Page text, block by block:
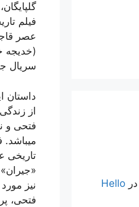
فیلم
عصر
(خدیجه
سریال
داستان
از
میباشد.
تاریخی
نیز
فتحی،
در Hello